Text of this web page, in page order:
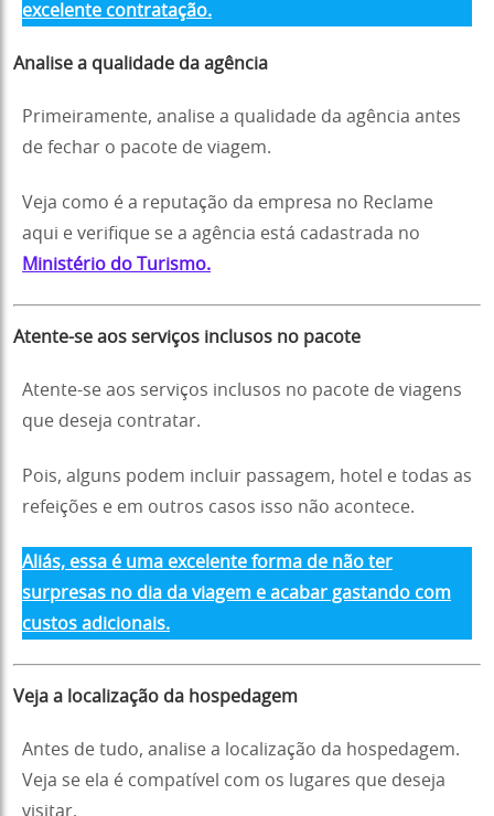
excelente contratação.
Analise a qualidade da agência
Primeiramente, analise a qualidade da agência antes
de fechar o pacote de viagem.
Veja como é a reputação da empresa no Reclame
aqui e verifique se a agência está cadastrada no
Ministério do Turismo.
Atente-se aos serviços inclusos no pacote
Atente-se aos serviços inclusos no pacote de viagens
que deseja contratar.
Pois, alguns podem incluir passagem, hotel e todas as
refeições e em outros casos isso não acontece.
Aliás, essa é uma excelente forma de não ter
surpresas no dia da viagem e acabar gastando com
custos adicionais.
Veja a localização da hospedagem
Antes de tudo, analise a localização da hospedagem.
Veja se ela é compatível com os lugares que deseja
visitar.